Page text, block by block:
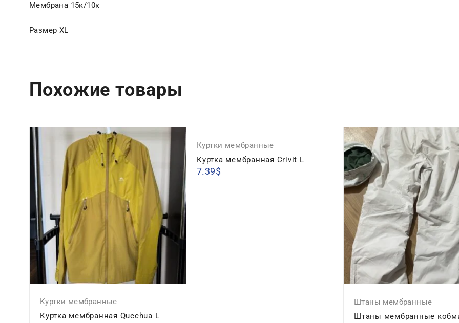
Мембрана 15к/10к
Размер XL
Похожие товары
Куртки мембранные
Куртка мембранная Quechua L
Куртки мембранные
Куртка мембранная Crivit L
7.39$
Штаны мембранные
Штаны мембранные